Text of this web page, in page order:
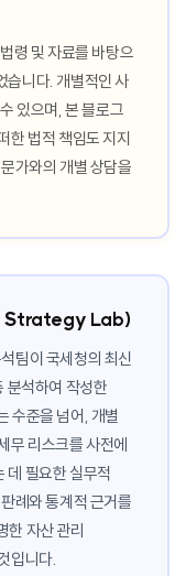
령 및 자료를 바탕으
습니다. 개별적인 사
있으며, 본 블로그
한 법적 책임도 지지
가와의 개별 상담을
Strategy Lab)
팀이 국세청의 최신
분석하여 작성한
수준을 넘어, 개별
무 리스크를 사전에
데 필요한 실무적
례와 통계적 근거를
한 자산 관리
입니다.